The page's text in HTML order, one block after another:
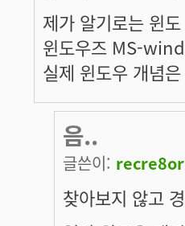
제가 알기로는 윈
윈도우즈 MS-
실제 윈도우 개념
음..
글쓴이: recre8or
찾아보지 않고